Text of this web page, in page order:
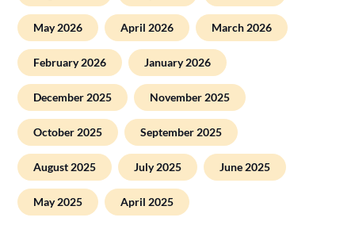
May 2026 April 2026 March 2026
February 2026 January 2026
December 2025 November 2025
October 2025 September 2025
August 2025 July 2025 June 2025
May 2025 April 2025